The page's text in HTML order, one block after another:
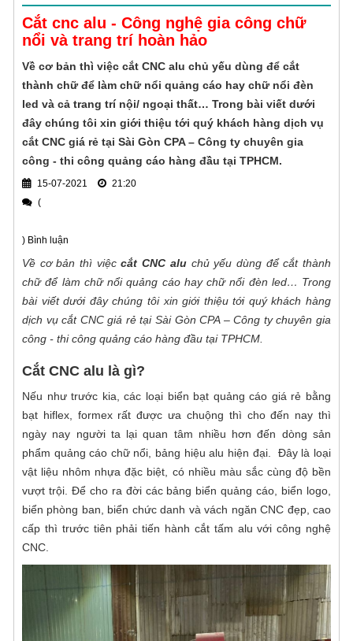
tuyệt vời cho thương hiệu. Việc lựa chọn đơn
vị thi công quảng cáo ngoài trời chuyên
nghiệp, uy tín, giá tốt
Thi công bảng hiệu alu phổ biến
Nếu bạn cũng muốn tìm hiểu thêm về dịch
vụ thi công bảng hiệu alu thì đừng bỏ qua bài
viết này nhé!
Đơn vị thầu thiết kế thi công bảng hiệu
Công ty Quảng cáo Sài Gòn CPA
chuyên thiết kế thi công bảng hiệu quảng
cáo cho mọi khách hàng trên toàn quốc. Sản
trang, công ty, ngân hàng, nhà mẫu dự án
bất động sản, khu biệt thự,...Sài Gòn CPA với
đội ngũ kỹ thuật viên và thợ quảng cáo lành
nghề với hơn 10 năm kinh nghiệm
Gia công CNC gỗ tphcm chi tiết - chính
xác - chất lượng cao
Sài Gòn CPA chuyên cung cấp dịch vụ gia
công cnc gỗ tphcm. Bằng kinh nghiệm cũng
máy móc hiện đại. Chúng tôi tự hào là địa chỉ
cắt CNC gỗ theo yêu cầu của mọi khách
hàng. Mang đến những sản phẩm đẹp, chất
lượng cùng độ chính xác hoàn hảo.
Gia công cắt gỗ theo yêu cầu với công
Nhằm mang đến sự tiện lợi hơn, cùng những
sản phẩm chất lượng cao cho quý khách
hàng. Công ty Quảng cáo Sài Gòn CPA triển
khai cung cấp dịch vụ gia công cắt gỗ theo
yêu cầu tự động hóa hiện đại với mức giá tốt
nhất thị trường hiện nay. Chi tiết dịch vụ mời
bạn cùng tham khảo những thông tin sau
đây nhé!
Cắt CNC gỗ công nghiệp chính xác - giá
tốt nhất tại TPHCM
Cắt CNC gỗ công nghiệp ở đâu chuyên
nghiệp, chính xác, mẫu mã đẹp mắt với giá
thành tốt? Quý khách hàng có yêu cầu cắt
CPA. Chúng tôi là đơn vị có hơn 10 năm kinh
nghiệm gia công cắt CNC gỗ, alu, formex,
pima,... chuyên nghiệp ,chất lượng với mức
giá cạnh tranh hợp lý cho mọi khách hàng tại
Khách hàng có yêu cầu cắt chữ mica theo
yêu cầu với chất lượng tốt, giá rẻ liên hệ
ngay với Quảng cáo Sài Gòn CPA. Chúng tôi
là xưởng gia công CNC chuyên nhận cắt chữ
Đơn vị cắt mica theo yêu cầu Bình Thạnh
Cắt cnc alu - Công nghệ gia công chữ
nổi và trang trí hoàn hảo
Về cơ bản thì việc cắt CNC alu chủ yếu dùng để cắt
thành chữ để làm chữ nổi quảng cáo hay chữ nổi đèn
led và cả trang trí nội/ ngoại thất… Trong bài viết dưới
đây chúng tôi xin giới thiệu tới quý khách hàng dịch vụ
cắt CNC giá rẻ tại Sài Gòn CPA – Công ty chuyên gia
công - thi công quảng cáo hàng đầu tại TPHCM.
15-07-2021
21:20
(
) Bình luận
Về cơ bản thì việccắt CNC aluchủ yếu dùng để cắt thành
chữ để làm chữ nổi quảng cáo hay chữ nổi đèn led… Trong
bài viết dưới đây chúng tôi xin giới thiệu tới quý khách hàng
dịch vụ cắt CNC giá rẻ tại Sài Gòn CPA – Công ty chuyên gia
công - thi công quảng cáo hàng đầu tại TPHCM.
Cắt CNC alu là gì?
Nếu như trước kia, các loại biển bạt quảng cáo giá rẻ bằng
bạt hiflex, formex rất được ưa chuộng thì cho đến nay thì
ngày nay người ta lại quan tâm nhiều hơn đến dòng sản
phẩm quảng cáo chữ nổi, bảng hiệu alu hiện đại. Đây là loại
vật liệu nhôm nhựa đặc biệt, có nhiều màu sắc cùng độ bền
vượt trội. Để cho ra đời các bảng biển quảng cáo, biển logo,
biển phòng ban, biển chức danh và vách ngăn CNC đẹp, cao
cấp thì trước tiên phải tiến hành cắt tấm alu với công nghệ
CNC.